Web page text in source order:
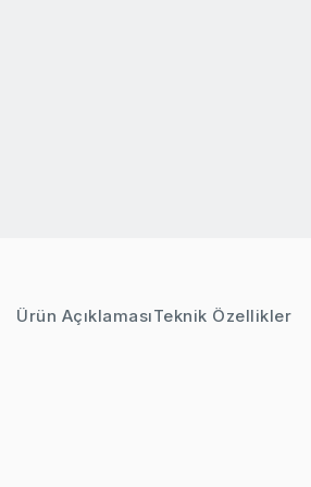
Ürün AçıklamasıTeknik Özellikler